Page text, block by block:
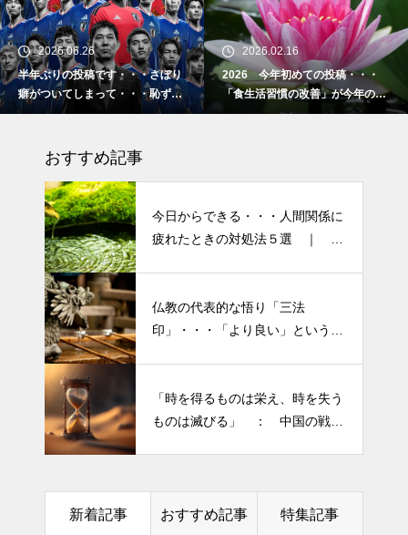
土用の丑の日・・・余計なこと
を言ってすみませんでした。大
人気なかったですね・・・
半年ぶりの投稿です・・・さぼ
「食生活習慣の改善」が今年の
テーマです。
「山本由伸 完投｜2025年WS ド
ジャースVSブルージェイズで魅
大谷翔平選手 伝説の一
夜・・・ドジャースをワールド
跡
に疲れたときの対処法５選
2026.06.26
半年ぶりの投稿です・・・さぼり
癖がついてしまって・・・恥ずか
しぃ～ (〃ﾉωﾉ)
2026.02.16
2026 今年初めての投稿・・・
「食生活習慣の改善」が今年のテ
ーマです。
おすすめ記事
今日からできる・・・人間関係に
疲れたときの対処法５選 ｜ 心
仏教の代表的な悟り「三法
印」・・・「より良い」という気
「時を得るものは栄え、時を失う
ものは滅びる」 ： 中国の戦国
新着記事 おすすめ記事 特集記事
半年ぶりの投稿です・・・さぼ
り癖がついてしまって・・・恥
ずかしぃ～ (〃ﾉωﾉ)
2026 今年初めての投稿・・・
テーマです。
土用の丑の日・・・余計なこと